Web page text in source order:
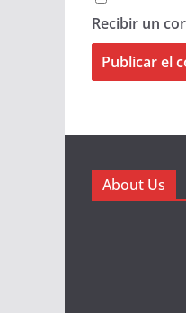
Recibir un
About Us